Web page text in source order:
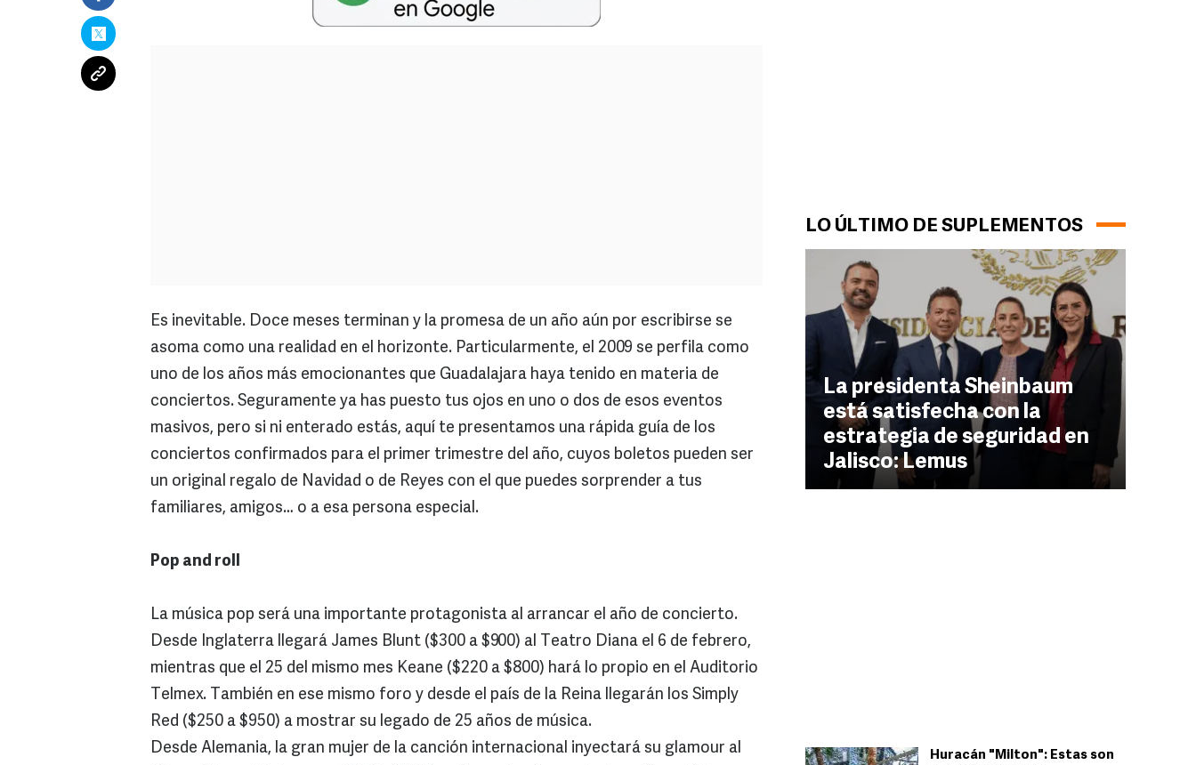
LO ÚLTIMO DE SUPLEMENTOS
La presidenta Sheinbaum
está satisfecha con la
estrategia de seguridad en
Jalisco: Lemus
Huracán "Milton": Estas son
Es inevitable. Doce meses terminan y la promesa de un año aún por escribirse se
asoma como una realidad en el horizonte. Particularmente, el 2009 se perfila como
uno de los años más emocionantes que Guadalajara haya tenido en materia de
conciertos. Seguramente ya has puesto tus ojos en uno o dos de esos eventos
masivos, pero si ni enterado estás, aquí te presentamos una rápida guía de los
conciertos confirmados para el primer trimestre del año, cuyos boletos pueden ser
un original regalo de Navidad o de Reyes con el que puedes sorprender a tus
familiares, amigos… o a esa persona especial.
Pop and roll
La música pop será una importante protagonista al arrancar el año de concierto.
Desde Inglaterra llegará James Blunt ($300 a $900) al Teatro Diana el 6 de febrero,
mientras que el 25 del mismo mes Keane ($220 a $800) hará lo propio en el Auditorio
Telmex. También en ese mismo foro y desde el país de la Reina llegarán los Simply
Red ($250 a $950) a mostrar su legado de 25 años de música.
Desde Alemania, la gran mujer de la canción internacional inyectará su glamour al